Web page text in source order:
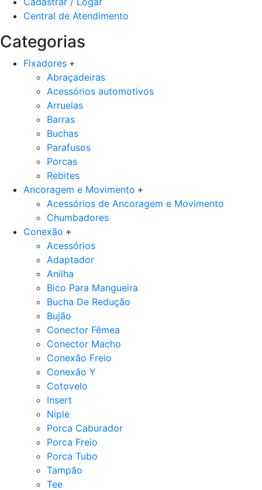
Central de Atendimento
Categorias
Fixadores
Abraçadeiras
Acessórios automotivos
Arruelas
Barras
Buchas
Parafusos
Porcas
Rebites
Ancoragem e Movimento
Acessórios de Ancoragem e Movimento
Chumbadores
Conexão
Acessórios
Adaptador
Anilha
Bico Para Mangueira
Bucha De Redução
Bujão
Conector Fêmea
Conector Macho
Conexão Freio
Conexão Y
Cotovelo
Insert
Niple
Porca Caburador
Porca Freio
Porca Tubo
Tampão
Tee